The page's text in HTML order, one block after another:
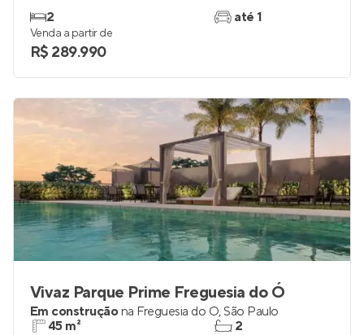
2
até 1
Venda a partir de
R$ 289.990
Vivaz Parque Prime Freguesia do Ó
Em construçãona Freguesia do Ó,São Paulo
45 m²
2